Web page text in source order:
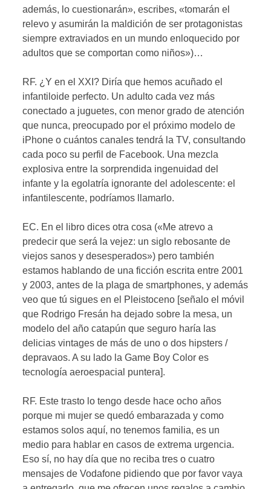
además, lo cuestionarán», escribes, «tomarán el
relevo y asumirán la maldición de ser protagonistas
siempre extraviados en un mundo enloquecido por
adultos que se comportan como niños»)…
RF. ¿Y en el XXI? Diría que hemos acuñado el
infantiloide perfecto. Un adulto cada vez más
conectado a juguetes, con menor grado de atención
que nunca, preocupado por el próximo modelo de
iPhone o cuántos canales tendrá la TV, consultando
cada poco su perfil de Facebook. Una mezcla
explosiva entre la sorprendida ingenuidad del
infante y la egolatría ignorante del adolescente: el
infantilescente, podríamos llamarlo.
EC. En el libro dices otra cosa («Me atrevo a
predecir que será la vejez: un siglo rebosante de
viejos sanos y desesperados») pero también
estamos hablando de una ficción escrita entre 2001
y 2003, antes de la plaga de smartphones, y además
veo que tú sigues en el Pleistoceno [señalo el móvil
que Rodrigo Fresán ha dejado sobre la mesa, un
modelo del año catapún que seguro haría las
delicias vintages de más de uno o dos hipsters /
depravaos. A su lado la Game Boy Color es
tecnología aeroespacial puntera].
RF. Este trasto lo tengo desde hace ocho años
porque mi mujer se quedó embarazada y como
estamos solos aquí, no tenemos familia, es un
medio para hablar en casos de extrema urgencia.
Eso sí, no hay día que no reciba tres o cuatro
mensajes de Vodafone pidiendo que por favor vaya